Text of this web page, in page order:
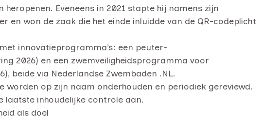
Eveneens in 2021 stapte hij namens zijn
en won de zaak die het einde inluidde van de QR-codeplicht
innovatieprogramma’s: een peuter-
2026) en een zwemveiligheidsprogramma voor
beide via Nederlandse Zwembaden .NL.
worden op zijn naam onderhouden en periodiek gereviewd.
inhoudelijke controle aan.
als doel